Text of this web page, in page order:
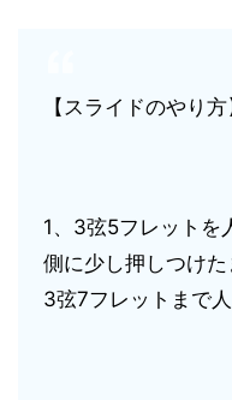
【スライドのやり方
1、3弦5フレットを
側に少し押しつけた
3弦7フレットまで